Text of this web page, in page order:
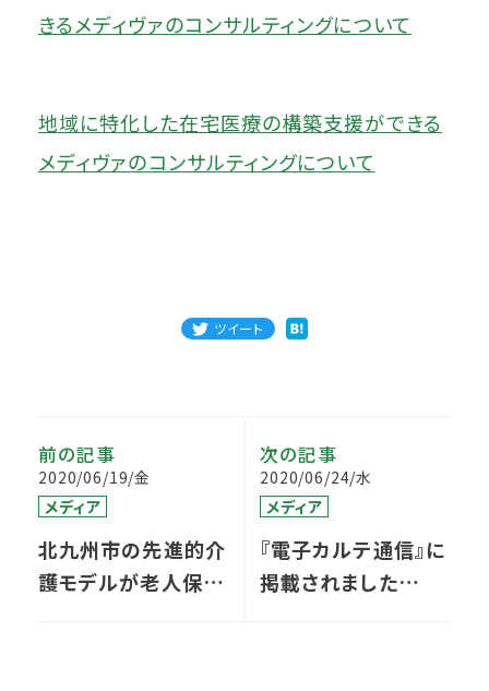
きるメディヴァのコンサルティングについて
地域に特化した在宅医療の構築支援ができる
メディヴァのコンサルティングについて
ツイート
前の記事
2020/06/19/金
メディア
北九州市の先進的介
護モデルが老人保健
次の記事
2020/06/24/水
メディア
『電子カルテ通信』に
掲載されました